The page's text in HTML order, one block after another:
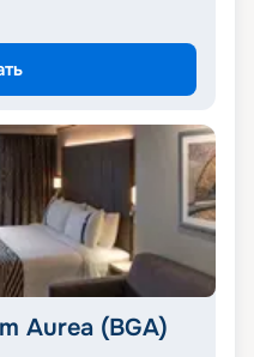
Aurea (BGA)